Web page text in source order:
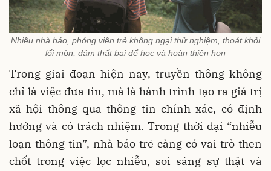
Nhiều nhà báo, phóng viên trẻ không ngại thử nghiệm, thoát khỏi
lối mòn, dám thất bại để học và hoàn thiện hơn
Trong giai đoạn hiện nay, truyền thông không
chỉ là việc đưa tin, mà là hành trình tạo ra giá trị
xã hội thông qua thông tin chính xác, có định
hướng và có trách nhiệm. Trong thời đại “nhiễu
loạn thông tin”, nhà báo trẻ càng có vai trò then
chốt trong việc lọc nhiễu, soi sáng sự thật và